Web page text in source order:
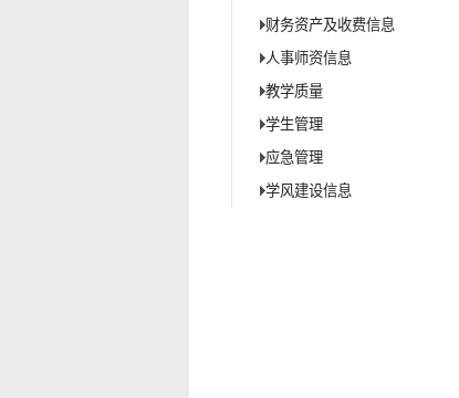
财务资产及收费信息
人事师资信息
教学质量
学生管理
应急管理
学风建设信息